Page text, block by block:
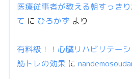
医療従事者が教える朝すっき
て に ひろかず より
有料級！！心臓リハビリテー
筋トレの効果 に